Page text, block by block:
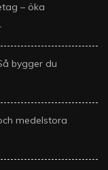
– öka
bygger du
medelstora